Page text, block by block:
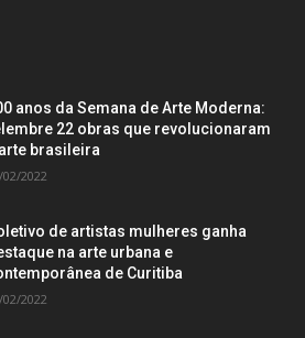
anos da Semana de Arte Moderna:
22 obras que revolucionaram
brasileira
02/2022
de artistas mulheres ganha
na arte urbana e
de Curitiba
02/2022